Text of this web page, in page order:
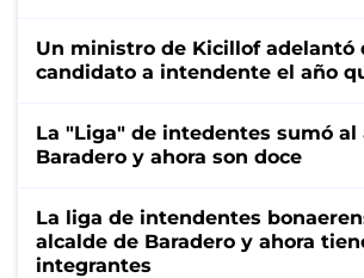
Un ministro de Kicillof adelantó
candidato a intendente el año
La "Liga" de intedentes sumó al
Baradero y ahora son doce
La liga de intendentes
alcalde de Baradero y ahora
integrantes